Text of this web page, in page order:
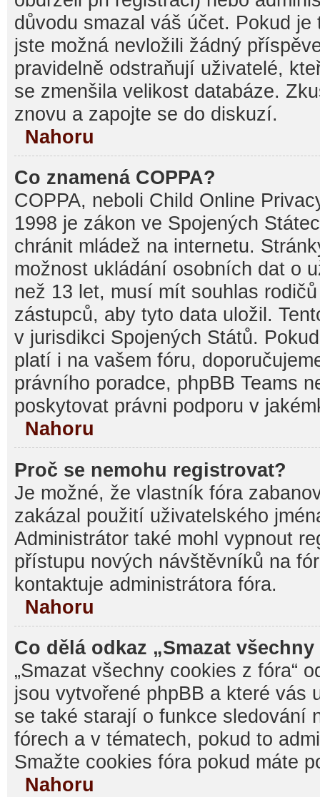
důvodu smazal váš účet. Pokud
jste možná nevložili žádný
pravidelně odstraňují uživatelé,
se zmenšila velikost databáze.
znovu a zapojte se do diskuzí.
Nahoru
Co znamená COPPA?
COPPA, neboli Child Online
1998 je zákon ve Spojených
chránit mládež na internetu.
možnost ukládání osobních dat o
než 13 let, musí mít souhlas
zástupců, aby tyto data uložil.
v jurisdikci Spojených Států.
platí i na vašem fóru,
právního poradce, phpBB Teams
poskytovat právni podporu v
Nahoru
Proč se nemohu registrovat?
Je možné, že vlastník fóra
zakázal použití uživatelského
Administrátor také mohl vypnout
přístupu nových návštěvníků na
kontaktuje administrátora fóra.
Nahoru
Co dělá odkaz „Smazat
„Smazat všechny cookies z fóra“
jsou vytvořené phpBB a které vás
se také starají o funkce sledování
fórech a v tématech, pokud to
Smažte cookies fóra pokud máte
Nahoru